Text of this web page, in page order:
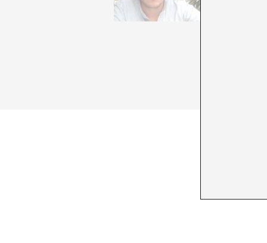
Stine